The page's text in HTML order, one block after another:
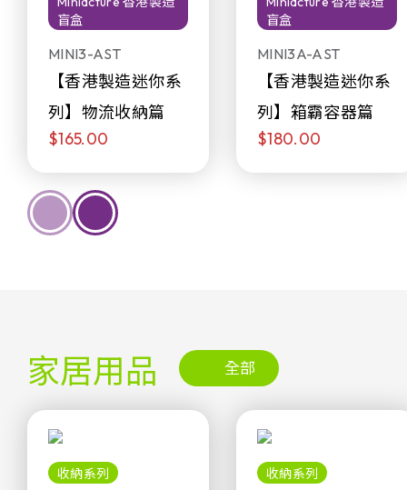
盲盒
MINI3-AST
【香港製造迷你系
列】物流收納篇
$165.00
盲盒
MINI3A-AST
【香港製造迷你系
列】箱霸容器篇
$180.00
家居用品 全部
收納系列 收納系列